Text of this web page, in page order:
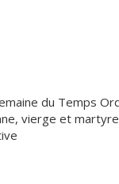
du Temps
vierge et martyre